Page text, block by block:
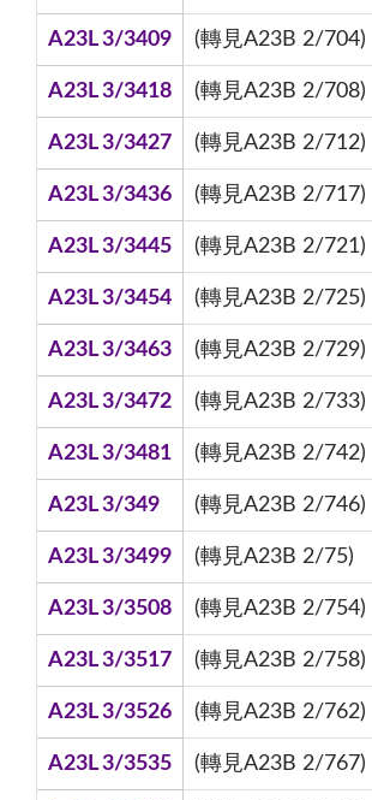
A23L 3/3409 (轉見A23B 2/704)
A23L 3/3418 (轉見A23B 2/708)
A23L 3/3427 (轉見A23B 2/712)
A23L 3/3436 (轉見A23B 2/717)
A23L 3/3445 (轉見A23B 2/721)
A23L 3/3454 (轉見A23B 2/725)
A23L 3/3463 (轉見A23B 2/729)
A23L 3/3472 (轉見A23B 2/733)
A23L 3/3481 (轉見A23B 2/742)
A23L 3/349 (轉見A23B 2/746)
A23L 3/3499 (轉見A23B 2/75)
A23L 3/3508 (轉見A23B 2/754)
A23L 3/3517 (轉見A23B 2/758)
A23L 3/3526 (轉見A23B 2/762)
A23L 3/3535 (轉見A23B 2/767)